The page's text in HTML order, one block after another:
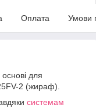
Оплата Умови
для
2 (жираф).
системам